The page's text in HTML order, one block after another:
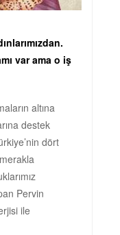
var ama o iş
altına
destek
dört
Pervin
ile